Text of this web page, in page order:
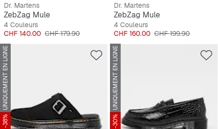
Dr. Martens
ZebZag Mule
4 Couleurs
Prix
CHF 140.00 Prix original
CHF 179.90
Dr. Martens
ZebZag Mule
4 Couleurs
Prix
CHF 160.00 Prix original
CHF 199.90
UNIQUEMENT EN LIGNE
-38%
UNIQUEMENT EN LIGNE
-30%